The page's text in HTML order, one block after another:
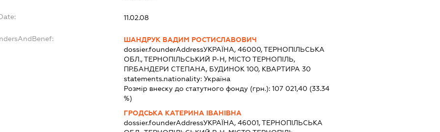
11.02.08
ШАНДРУК ВАДИМ РОСТИСЛАВОВИЧ
dossier.founderAddressУКРАЇНА, 46000, ТЕРНОПІЛЬСЬКА
ОБЛ., ТЕРНОПІЛЬСЬКИЙ Р-Н, МІСТО ТЕРНОПІЛЬ,
ПР.БАНДЕРИ СТЕПАНА, БУДИНОК 100, КВАРТИРА 30
statements.nationality: Україна
Розмір внеску до статутного фонду (грн.): 107 021,40 (33.34
%)
ГРОДСЬКА КАТЕРИНА ІВАНІВНА
dossier.founderAddressУКРАЇНА, 46001, ТЕРНОПІЛЬСЬКА